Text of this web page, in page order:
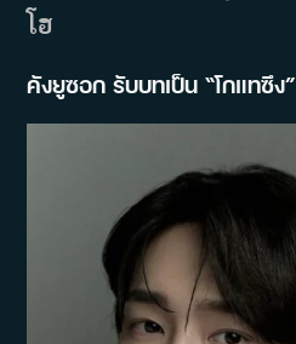
โฮ
คังยูซอก รับบทเป็น “โกแทซึง”